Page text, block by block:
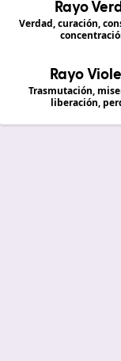
Rayo
Verdad, curación,
Rayo
Trasmutación,
liberación,